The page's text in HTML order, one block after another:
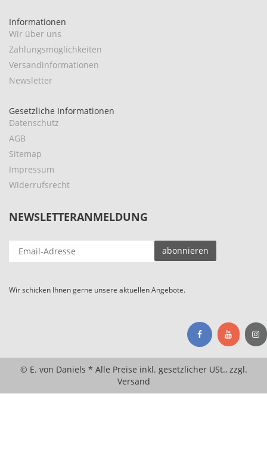
Informationen
Wir über uns
Zahlungsmöglichkeiten
Versandinformationen
Newsletter
Gesetzliche Informationen
Datenschutz
AGB
Sitemap
Impressum
Widerrufsrecht
NEWSLETTERANMELDUNG
EMAIL-
ADRESSE
abonnieren
Wir schicken Ihnen gerne unsere aktuellen Angebote.
© E. von Daniels * Alle Preise inkl. gesetzlicher USt., zzgl.
Versand